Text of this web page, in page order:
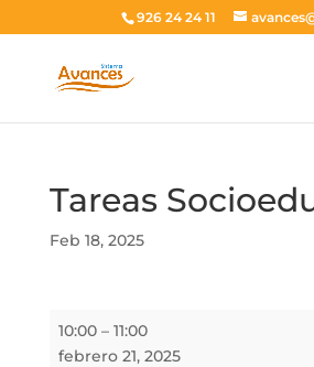
926 24 24 11
Tareas
Feb 18, 2025
Tareas
Socioeducativas
10:00 – 11:00
febrero 21, 2025